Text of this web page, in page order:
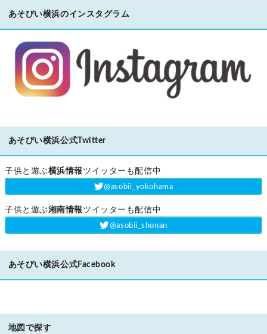
あそびい横浜のインスタグラム
あそびい横浜公式Twitter
子供と遊ぶ横浜情報ツイッターも配信中
‎@asobii_yokohama
子供と遊ぶ湘南情報ツイッターも配信中
‎@asobii_shonan
あそびい横浜公式Facebook
地図で探す